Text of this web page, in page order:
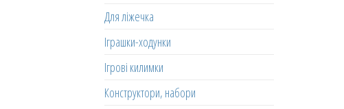
Для ліжечка
Іграшки-ходунки
Ігрові килимки
Конструктори, набори